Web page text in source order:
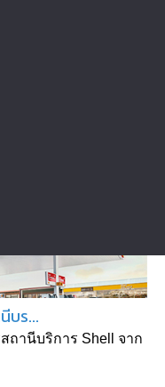
บร...
านีบริการ Shell จาก